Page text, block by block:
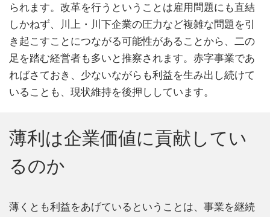
られます。改革を行うということは雇用問題にも直結
しかねず、川上・川下企業の圧力など複雑な問題を引
き起こすことにつながる可能性があることから、二の
足を踏む経営者も多いと推察されます。赤字事業であ
ればさておき、少ないながらも利益を生み出し続けて
いることも、現状維持を後押ししています。
薄利は企業価値に貢献してい
るのか
薄くとも利益をあげているということは、事業を継続